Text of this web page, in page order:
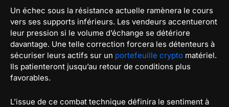
Un échec sous la résistance actuelle ramènera le cours
vers ses supports inférieurs. Les vendeurs accentueront
leur pression si le volume d’échange se détériore
davantage. Une telle correction forcera les détenteurs à
sécuriser leurs actifs sur un portefeuille crypto matériel.
Ils patienteront jusqu’au retour de conditions plus
favorables.
L’issue de ce combat technique définira le sentiment à